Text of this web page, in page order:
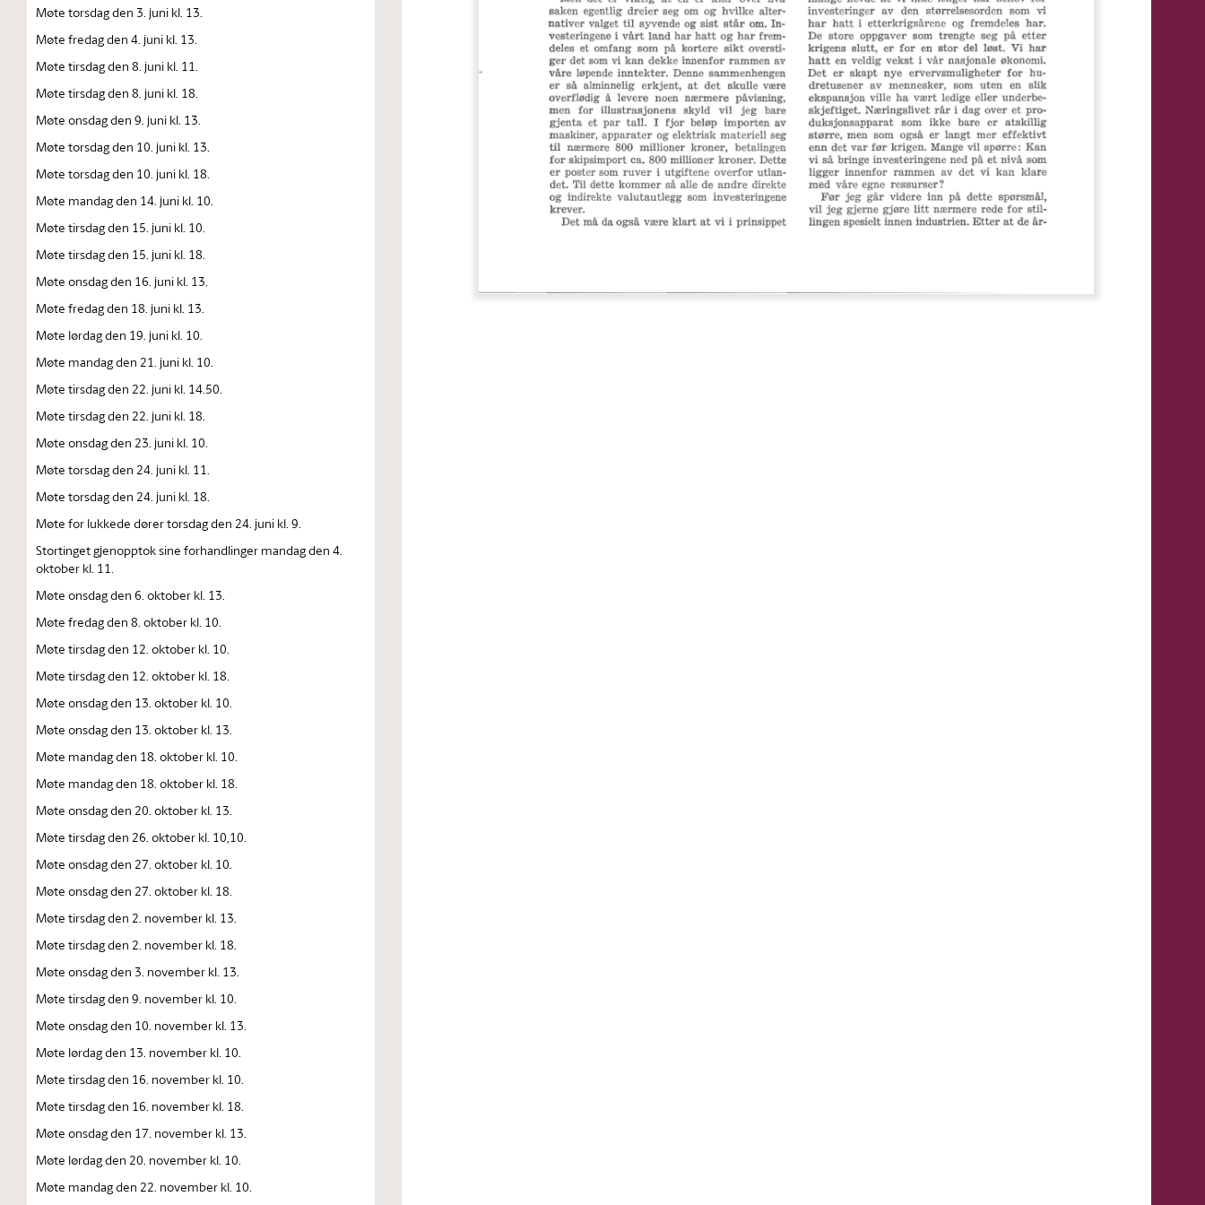
Møte torsdag den 3. juni kl. 13.
Møte fredag den 4. juni kl. 13.
Møte tirsdag den 8. juni kl. 11.
Møte tirsdag den 8. juni kl. 18.
Møte onsdag den 9. juni kl. 13.
Møte torsdag den 10. juni kl. 13.
Møte torsdag den 10. juni kl. 18.
Møte mandag den 14. juni kl. 10.
Møte tirsdag den 15. juni kl. 10.
Møte tirsdag den 15. juni kl. 18.
Møte onsdag den 16. juni kl. 13.
Møte fredag den 18. juni kl. 13.
Møte lørdag den 19. juni kl. 10.
Møte mandag den 21. juni kl. 10.
Møte tirsdag den 22. juni kl. 14.50.
Møte tirsdag den 22. juni kl. 18.
Møte onsdag den 23. juni kl. 10.
Møte torsdag den 24. juni kl. 11.
Møte torsdag den 24. juni kl. 18.
Møte for lukkede dører torsdag den 24. juni kl. 9.
Stortinget gjenopptok sine forhandlinger mandag den 4.
oktober kl. 11.
Møte onsdag den 6. oktober kl. 13.
Møte fredag den 8. oktober kl. 10.
Møte tirsdag den 12. oktober kl. 10.
Møte tirsdag den 12. oktober kl. 18.
Møte onsdag den 13. oktober kl. 10.
Møte onsdag den 13. oktober kl. 13.
Møte mandag den 18. oktober kl. 10.
Møte mandag den 18. oktober kl. 18.
Møte onsdag den 20. oktober kl. 13.
Møte tirsdag den 26. oktober kl. 10,10.
Møte onsdag den 27. oktober kl. 10.
Møte onsdag den 27. oktober kl. 18.
Møte tirsdag den 2. november kl. 13.
Møte tirsdag den 2. november kl. 18.
Møte onsdag den 3. november kl. 13.
Møte tirsdag den 9. november kl. 10.
Møte onsdag den 10. november kl. 13.
Møte lørdag den 13. november kl. 10.
Møte tirsdag den 16. november kl. 10.
Møte tirsdag den 16. november kl. 18.
Møte onsdag den 17. november kl. 13.
Møte lørdag den 20. november kl. 10.
Møte mandag den 22. november kl. 10.